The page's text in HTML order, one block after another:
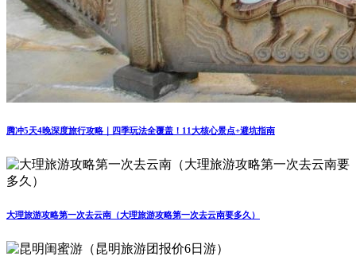
腾冲5天4晚深度旅行攻略｜四季玩法全覆盖！11大核心景点+避坑指南
大理旅游攻略第一次去云南（大理旅游攻略第一次去云南要多久）